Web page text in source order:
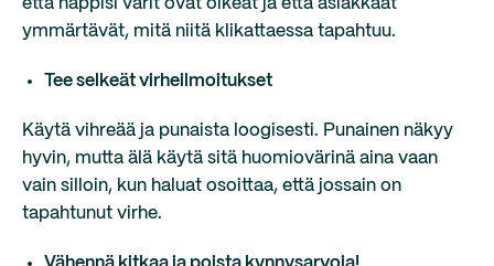
että nappisi värit ovat oikeat ja että asiakkaat
ymmärtävät, mitä niitä klikattaessa tapahtuu.
Tee selkeät virheilmoitukset
Käytä vihreää ja punaista loogisesti. Punainen näkyy
hyvin, mutta älä käytä sitä huomiovärinä aina vaan
vain silloin, kun haluat osoittaa, että jossain on
tapahtunut virhe.